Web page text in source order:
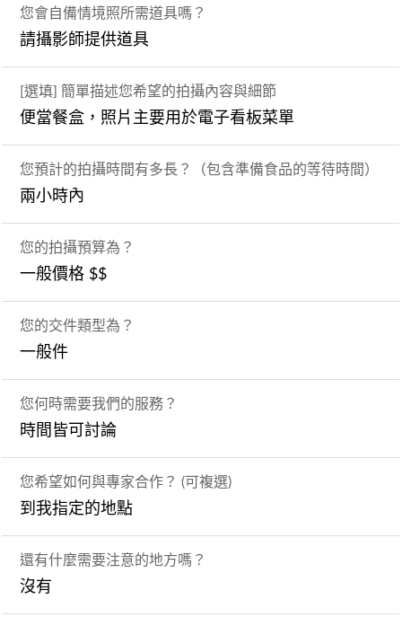
您會自備情境照所需道具嗎？
請攝影師提供道具
[選填] 簡單描述您希望的拍攝內容與細節
便當餐盒，照片主要用於電子看板菜單
您預計的拍攝時間有多長？（包含準備食品的等待時間）
兩小時內
您的拍攝預算為？
一般價格 $$
您的交件類型為？
一般件
您何時需要我們的服務？
時間皆可討論
您希望如何與專家合作？ (可複選)
到我指定的地點
還有什麼需要注意的地方嗎？
沒有